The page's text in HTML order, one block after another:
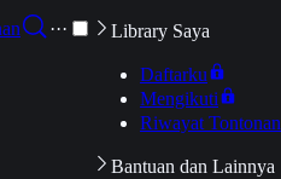
··· Library Saya
Daftarku
Mengikuti
Riwayat Tontonan
Bantuan dan Lainnya